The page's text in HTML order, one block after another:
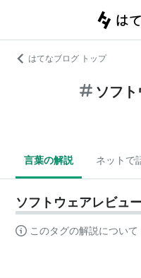
はてなブログ トップ
ソフ
言葉の解説 ネットで
ソフトウェアレビュ
このタグの解説について